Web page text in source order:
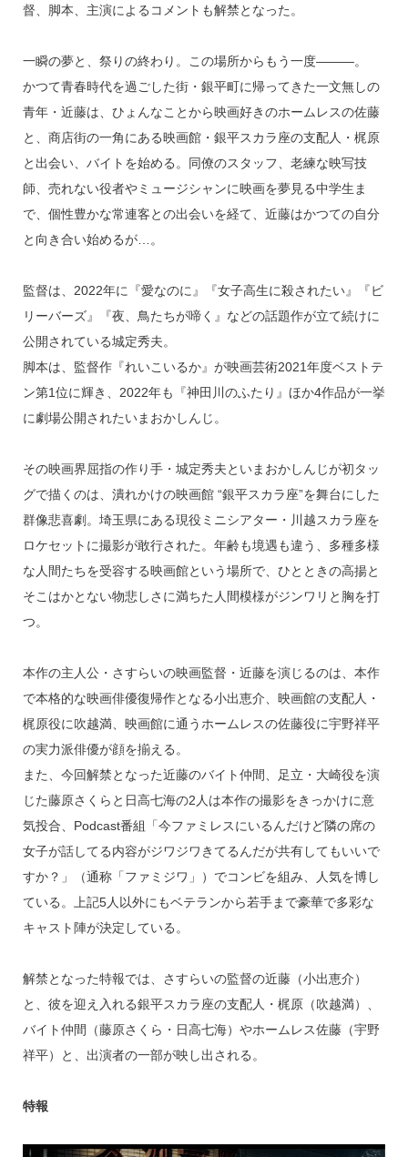
s
o
k
督、脚本、主演によるコメントも解禁となった。
一瞬の夢と、祭りの終わり。この場所からもう一度―――。
かつて青春時代を過ごした街・銀平町に帰ってきた一文無しの
青年・近藤は、ひょんなことから映画好きのホームレスの佐藤
と、商店街の一角にある映画館・銀平スカラ座の支配人・梶原
と出会い、バイトを始める。同僚のスタッフ、老練な映写技
師、売れない役者やミュージシャンに映画を夢見る中学生ま
で、個性豊かな常連客との出会いを経て、近藤はかつての自分
と向き合い始めるが…。
監督は、2022年に『愛なのに』『女子高生に殺されたい』『ビ
リーバーズ』『夜、鳥たちが啼く』などの話題作が立て続けに
公開されている城定秀夫。
脚本は、監督作『れいこいるか』が映画芸術2021年度ベストテ
ン第1位に輝き、2022年も『神田川のふたり』ほか4作品が一挙
に劇場公開されたいまおかしんじ。
その映画界屈指の作り手・城定秀夫といまおかしんじが初タッ
グで描くのは、潰れかけの映画館 “銀平スカラ座”を舞台にした
群像悲喜劇。埼玉県にある現役ミニシアター・川越スカラ座を
ロケセットに撮影が敢行された。年齢も境遇も違う、多種多様
な人間たちを受容する映画館という場所で、ひとときの高揚と
そこはかとない物悲しさに満ちた人間模様がジンワリと胸を打
つ。
本作の主人公・さすらいの映画監督・近藤を演じるのは、本作
で本格的な映画俳優復帰作となる小出恵介、映画館の支配人・
梶原役に吹越満、映画館に通うホームレスの佐藤役に宇野祥平
の実力派俳優が顔を揃える。
また、今回解禁となった近藤のバイト仲間、足立・大崎役を演
じた藤原さくらと日高七海の2人は本作の撮影をきっかけに意
気投合、Podcast番組「今ファミレスにいるんだけど隣の席の
女子が話してる内容がジワジワきてるんだが共有してもいいで
すか？」（通称「ファミジワ」）でコンビを組み、人気を博し
ている。上記5人以外にもベテランから若手まで豪華で多彩な
キャスト陣が決定している。
解禁となった特報では、さすらいの監督の近藤（小出恵介）
と、彼を迎え入れる銀平スカラ座の支配人・梶原（吹越満）、
バイト仲間（藤原さくら・日高七海）やホームレス佐藤（宇野
祥平）と、出演者の一部が映し出される。
特報